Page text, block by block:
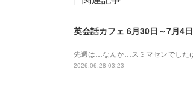
英会話カフェ 6月30日～7月4日
先週は…なんか…スミマセンでした
2026.06.28 03:23